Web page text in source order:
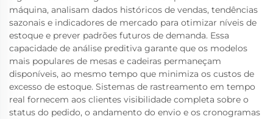
máquina, analisam dados históricos de vendas, tendências
sazonais e indicadores de mercado para otimizar níveis de
estoque e prever padrões futuros de demanda. Essa
capacidade de análise preditiva garante que os modelos
mais populares de mesas e cadeiras permaneçam
disponíveis, ao mesmo tempo que minimiza os custos de
excesso de estoque. Sistemas de rastreamento em tempo
real fornecem aos clientes visibilidade completa sobre o
status do pedido, o andamento do envio e os cronogramas